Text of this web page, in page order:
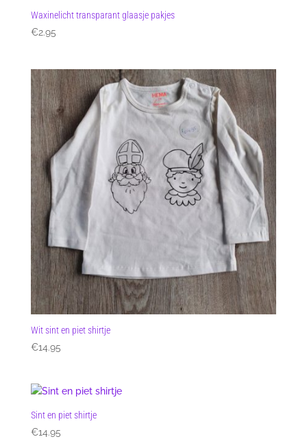
Waxinelicht transparant glaasje pakjes
€2.95
Wit sint en piet shirtje
€14.95
Sint en piet shirtje
€14.95